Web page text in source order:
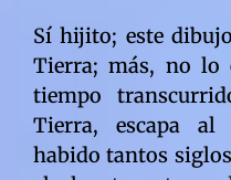
Sí hijito; este dibujo explica el orígen de la Tierra; más, no lo explica todo; porque el tiempo transcurrido en el pasado de la Tierra, escapa al cálculo humano; han habido tantos siglos, como moléculas posee el planeta; esto se debe a que el tiempo es expansivo partiendo desde lo más microscópico; la Tierra nació de lo invisible a lo visible; desde el tiempo celestial al tiempo material; y su aparición en lo visible, fué menos del tamaño de la cabeza de un alfiler; y a pasado por infinitos tamaños; sus formas en su superficie igual; la bola actual de lo que es la Tierra, es producto de lo microscópico; hasta la materia cumple con la ley contenida en mis parábolas; hay que ser chiquitito y humilde para ser grande en el Reino de los Cielos; quien no naciere humilde, no llega al Padre; la Tierra lleva consumido tres cuartas partes del total de su exsistencia; y esto corresponde a la vida de prueba pedida por todos los seres pensantes; todas las generaciones de todas las épocas, pidieron esta forma de vida; ninguna forma de vida es única ante el Padre; porque las formas de vida, en la creación del Padre no tienen límite; ellas son como los granos de arena, que contiene un desierto; la chispita terrestre salida de los soles Alfa y Omega, recorrió infinitos cielos; era guiada por las naves plateadas; y junto con ella habían infinitas otras; porque todo principio de creación en el Padre, no se refiere a un sólo mundo; se refiere a infinitos mundos; mundos que aún siguen saliendo de infinitas parejas solares; la chispita aún conserva fuego; y sus criaturas electricidad en sus cuerpos; todo es eléctrico en el universo viviente del Padre; y todo fuego posee cualidad y calidad; y se manifiesta en transformación constante; esta transformación constante tiene un tiempo; después viene la carne eterna; ó resurrección de toda carne; la resurrección de toda carne, es la vida normal de los espíritus; porque la muerte es desconocida en el Reino de los Cielos; allí todo es eterno; allí reina el mérito viviente; porque sus criaturas han vivido más; y saben más; y su poder es mayor; el poder en el Reino de los Cielos, es creador; y no destructor como ocurre en la Tierra; ningún espíritu destructor entra al reino; todo destructor se divide así mismo; sus propias virtudes le abandonan, llegado el instante de la divina justicia; tal como han abandonado a satanás; escrito fué: sólo satanás se divide así mismo; esta parábola es para la roca del egoísmo humano; para la llamada iglesia católica; porque por comerciar con mi palabra, ha dividido la fé de la humanidad; habiendo un sólo Dios nomás; la verdadera iglesia no es de este mundo; y las llamadas religiones, son desconocidas en el Reino de los Cielos; desde el mismo instante en que se viola mi mandato y en el más microscópico grado, tal entidad pasa a ser un árbol que no plantó el Padre; y todo árbol filosófico que no cumpla con mi divina moral, de raíz es arrancado en la evolución humana; adelantándose a la futura caída de la llamada iglesia, el Hijo Primogénito le llamó roca; por su dureza espíritual; toda roca se vuelve polvo; todo egoísmo perece; probado es; la Tierra entrará a una época espíritual, desconocida; tal como debió ser desde el principio; esta época es el Milenio de Paz; y su obra es gracias a los humildes del mundo; porque escrito fué que ellos son los primeros; el capitalismo jamás dará paz al mundo; porque satanás ambicioso divide; sólo una unidad común y con nueva moral, dará paz al mundo; esta paz la encabezará el Cordero de Dios; como fué escrito muchos siglos atrás; la moral de los llamados religiosos, es inmoralidad en el Reino de los Cielos; y ninguno de ellos entrará al reino; porque es más fácil que entre un humilde e ignorante, que un religioso ilustrado; mientras más ilustración tiene la criatura, más pesa la piedra que lanza en su filosofía; y no exsiste piedra mayor, que aquélla que se dice representar al Padre; la secta vaticana tendrá que responder por los millones de desdichados que han creído en su palabra; cuyo mayor mérito es la adoración material; de verdad os digo, que ninguno de los que me han adorado sin el mérito del trabajo como fué mandado, entra al Reino de los Cielos; la adoración material tiene microscópico puntaje en vuestra añadidura; el mayor puntaje lo tiene la humildad y la alegría; seguido del trabajo; y quien haya dejado de practicarlos un